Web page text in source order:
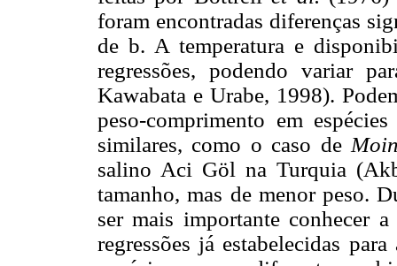
foram encontradas diferenças
de b. A temperatura e
regressões, podendo variar
Kawabata e Urabe, 1998).
peso-comprimento em
similares, como o caso de
salino Aci Göl na Turquia
tamanho, mas de menor peso.
ser mais importante conhecer
regressões já estabelecidas